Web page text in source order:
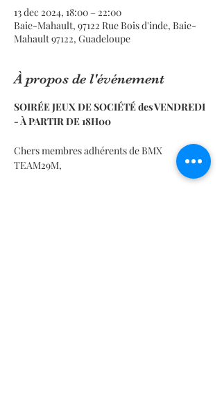
13 dec 2024, 18:00 – 22:00
Baie-Mahault, 97122 Rue Bois d'inde, Baie-
Mahault 97122, Guadeloupe
À propos de l'événement
SOIRÉE JEUX DE SOCIÉTÉ des VENDREDI
- À PARTIR DE 18H00
Chers membres adhérents de BMX
TEAM29M,